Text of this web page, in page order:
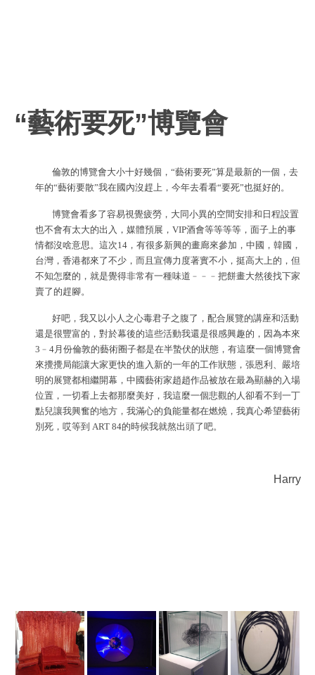
“藝術要死”博覽會
倫敦的博覽會大小十好幾個，“藝術要死”算是最新的一個，去
年的“藝術要散”我在國內沒趕上，今年去看看“要死”也挺好的。
博覽會看多了容易視覺疲勞，大同小異的空間安排和日程設置
也不會有太大的出入，媒體預展，VIP酒會等等等等，面子上的事
情都沒啥意思。這次14，有很多新興的畫廊來參加，中國，韓國，
台灣，香港都來了不少，而且宣傳力度著實不小，挺高大上的，但
不知怎麼的，就是覺得非常有一種味道﹣﹣﹣把餅畫大然後找下家
賣了的趕腳。
好吧，我又以小人之心毒君子之腹了，配合展覽的講座和活動
還是很豐富的，對於幕後的這些活動我還是很感興趣的，因為本來
3﹣4月份倫敦的藝術圈子都是在半蟄伏的狀態，有這麼一個博覽會
來攪攪局能讓大家更快的進入新的一年的工作狀態，張恩利、嚴培
明的展覽都相繼開幕，中國藝術家趙趙作品被放在最為顯赫的入場
位置，一切看上去都那麼美好，我這麼一個悲觀的人卻看不到一丁
點兒讓我興奮的地方，我滿心的負能量都在燃燒，我真心希望藝術
別死，哎等到 ART 84的時候我就熬出頭了吧。
Harry